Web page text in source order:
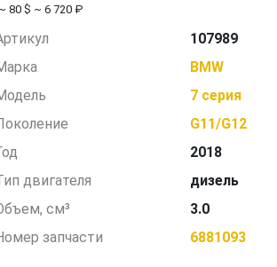
~ 80 $ ~ 6 720 ₽
107989
BMW
7 серия
G11/G12
2018
двигателя
дизель
см³
3.0
запчасти
6881093